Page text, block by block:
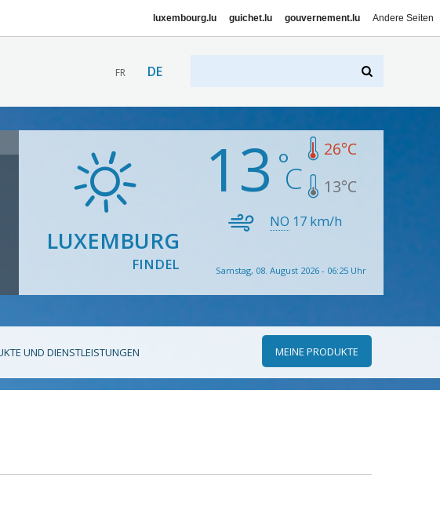
luxembourg.lu guichet.lu gouvernement.lu Andere Seiten
FR DE
LUXEMBURG
FINDEL
13 26°C
13°C
NO 17 km/h
Samstag, 08. August 2026 - 06:25 Uhr
UND DIENSTLEISTUNGEN MEINE PRODUKTE